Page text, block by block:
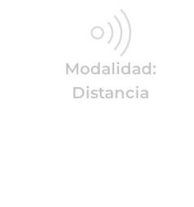
Modalidad:
Distancia